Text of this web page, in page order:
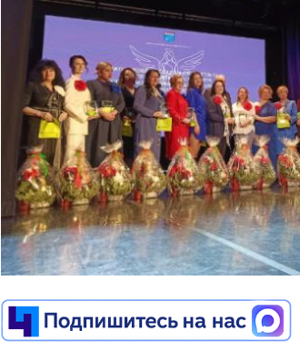
/ 0:00